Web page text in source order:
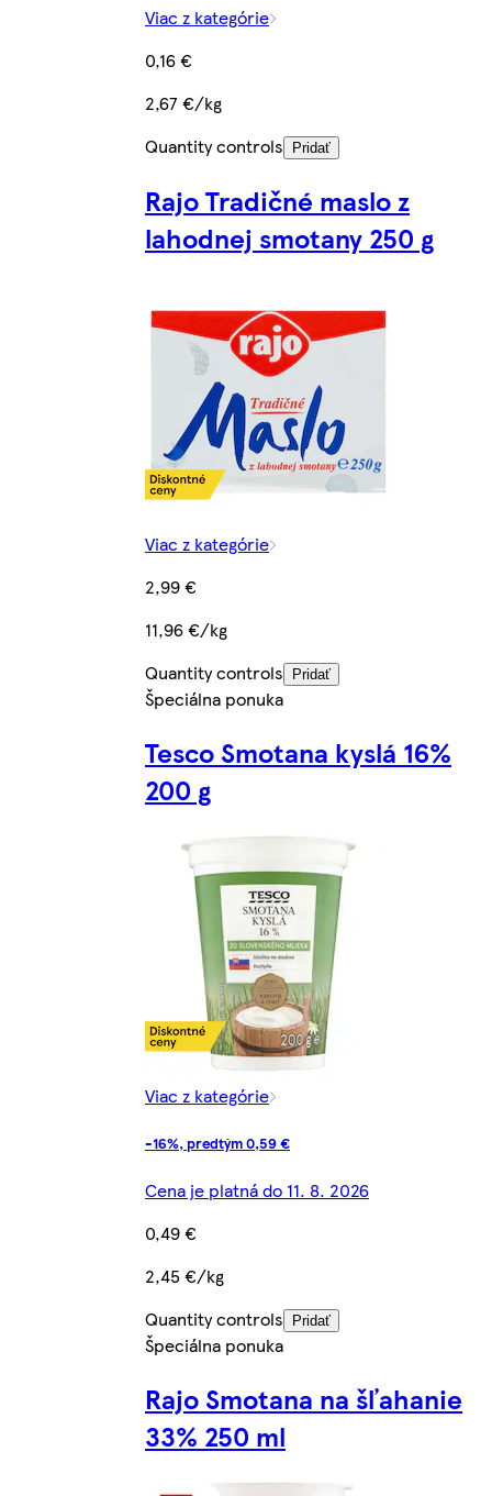
Viac z kategórie
0,16 €
2,67 €/kg
Quantity controls
Pridať
Rajo Tradičné maslo z
lahodnej smotany 250 g
Viac z kategórie
2,99 €
11,96 €/kg
Quantity controls
Pridať
Špeciálna ponuka
Tesco Smotana kyslá 16%
200 g
Viac z kategórie
-16%, predtým 0,59 €
Cena je platná do 11. 8. 2026
0,49 €
2,45 €/kg
Quantity controls
Pridať
Špeciálna ponuka
Rajo Smotana na šľahanie
33% 250 ml